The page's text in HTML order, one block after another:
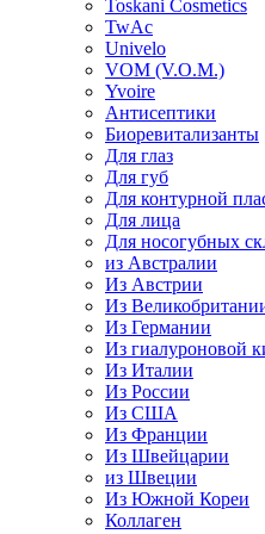
Toskani Cosmetics
TwAc
Univelo
VOM (V.O.M.)
Yvoire
Антисептики
Биоревитализанты
Для глаз
Для губ
Для контурной
Для лица
Для носогубных
из Австралии
Из Австрии
Из
Из Германии
Из гиалуроновой
Из Италии
Из России
Из США
Из Франции
Из Швейцарии
из Швеции
Из Южной Кореи
Коллаген